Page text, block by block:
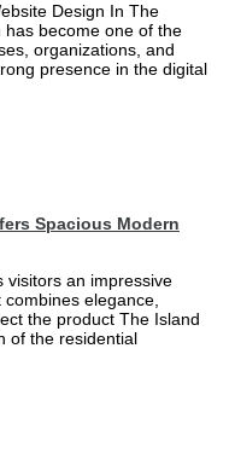
Design In The
has become one of the
organizations, and
presence in the digital
Spacious Modern
visitors an impressive
elegance,
the product The Island
of the residential